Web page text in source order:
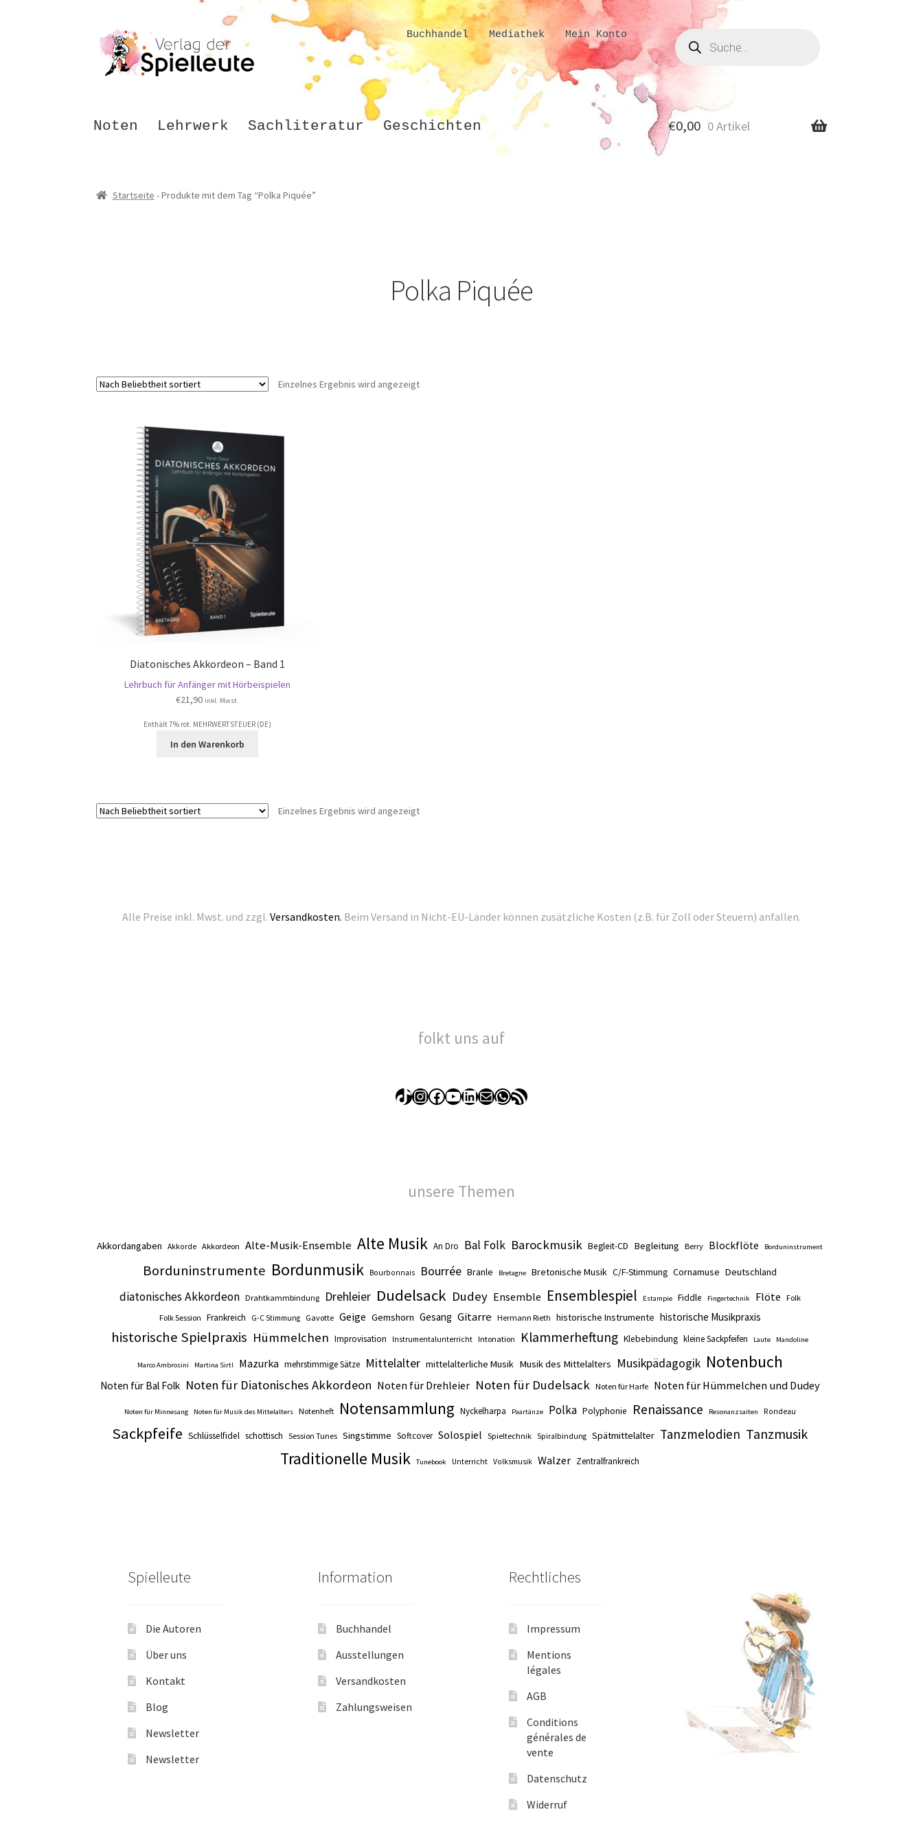
Zur
Navigation
springen
Zum
Inhalt
springen
Buchhandel Mediathek Mein Konto Produkte
suchen
Noten Lehrwerk Sachliteratur Geschichten €0,00 0 Artikel
Startseite -Produkte mit dem Tag “Polka Piquée”
Polka Piquée
Einzelnes Ergebnis wird angezeigt
Diatonisches Akkordeon – Band 1
Lehrbuch für Anfänger mit Hörbeispielen
€21,90 inkl. Mwst.
Enthält 7% rot. MEHRWERTSTEUER (DE)
In den Warenkorb
Einzelnes Ergebnis wird angezeigt
Alle Preise inkl. Mwst. und zzgl. Versandkosten. Beim Versand in Nicht-EU-Länder können zusätzliche Kosten (z.B. für Zoll oder Steuern) anfallen.
folkt uns auf
TikTok
Instagram
Facebook
YouTube
LinkedIn
E-MailWhatsApp
RSS-Feed
unsere Themen
Akkordangaben Akkorde Akkordeon Alte-Musik-Ensemble Alte Musik An Dro Bal Folk Barockmusik Begleit-CD Begleitung Berry Blockflöte Borduninstrument
Borduninstrumente Bordunmusik Bourbonnais Bourrée Branle Bretagne Bretonische Musik C/F-Stimmung Cornamuse Deutschland
diatonisches Akkordeon Drahtkammbindung Drehleier Dudelsack Dudey Ensemble Ensemblespiel Estampie Fiddle Fingertechnik Flöte Folk
Folk Session Frankreich G-C Stimmung Gavotte Geige Gemshorn Gesang Gitarre Hermann Rieth historische Instrumente historische Musikpraxis
historische Spielpraxis Hümmelchen Improvisation Instrumentalunterricht Intonation Klammerheftung Klebebindung kleine Sackpfeifen Laute Mandoline
Marco Ambrosini Martina Sirtl Mazurka mehrstimmige Sätze Mittelalter mittelalterliche Musik Musik des Mittelalters Musikpädagogik Notenbuch
Noten für Bal Folk Noten für Diatonisches Akkordeon Noten für Drehleier Noten für Dudelsack Noten für Harfe Noten für Hümmelchen und Dudey
Noten für Minnesang Noten für Musik des Mittelalters Notenheft Notensammlung Nyckelharpa Paartänze Polka Polyphonie Renaissance Resonanzsaiten Rondeau
Sackpfeife Schlüsselfidel schottisch Session Tunes Singstimme Softcover Solospiel Spieltechnik Spiralbindung Spätmittelalter Tanzmelodien Tanzmusik
Traditionelle Musik Tunebook Unterricht Volksmusik Walzer Zentralfrankreich
Spielleute
Die Autoren
Über uns
Kontakt
Blog
Newsletter
Newsletter
Information
Buchhandel
Ausstellungen
Versandkosten
Zahlungsweisen
Rechtliches
Impressum
Mentions
légales
AGB
Conditions
générales de
vente
Datenschutz
Widerruf